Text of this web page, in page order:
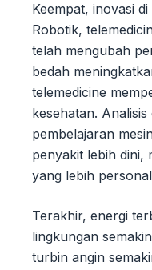
Keempat, inovasi
Robotik,
telah mengubah
bedah
telemedicine
kesehatan.
pembelajaran
penyakit lebih dini,
yang lebih
Terakhir, energi
lingkungan
turbin angin